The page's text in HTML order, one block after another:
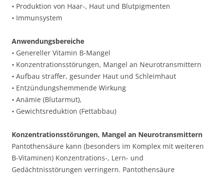
• Produktion von Haar-, Haut und Blutpigmenten
• Immunsystem
Anwendungsbereiche
• Genereller Vitamin B-Mangel
• Konzentrationsstörungen, Mangel an Neurotransmittern
• Aufbau straffer, gesunder Haut und Schleimhaut
• Entzündungshemmende Wirkung
• Anämie (Blutarmut),
• Gewichtsreduktion (Fettabbau)
Konzentrationsstörungen, Mangel an Neurotransmittern
Pantothensäure kann (besonders im Komplex mit weiteren
B-Vitaminen) Konzentrations-, Lern- und
Gedächtnisstörungen verringern. Pantothensäure